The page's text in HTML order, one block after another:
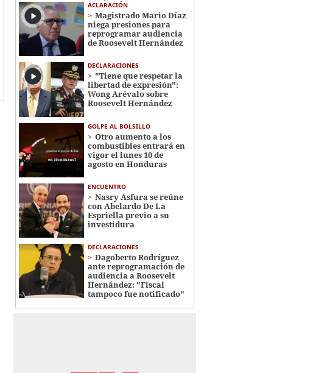
ACLARACIÓN
Magistrado Mario Díaz
niega presiones para
reprogramar audiencia
de Roosevelt Hernández
DECLARACIONES
"Tiene que respetar la
libertad de expresión":
Wong Arévalo sobre
Roosevelt Hernández
GOLPE AL BOLSILLO
Otro aumento a los
combustibles entrará en
vigor el lunes 10 de
agosto en Honduras
ENCUENTRO
Nasry Asfura se reúne
con Abelardo De La
Espriella previo a su
investidura
DECLARACIONES
Dagoberto Rodríguez
ante reprogramación de
audiencia a Roosevelt
Hernández: "Fiscal
tampoco fue notificado"